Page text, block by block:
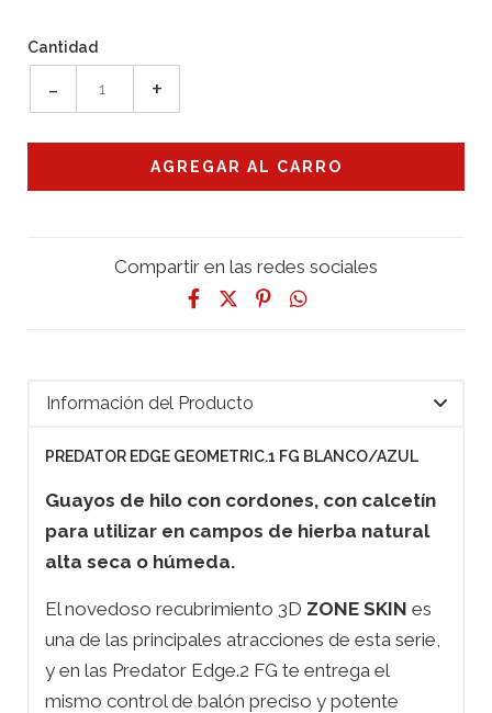
Cantidad
- +
Compartir en las redes sociales
Información del Producto
PREDATOR EDGE GEOMETRIC.1 FG BLANCO/AZUL
Guayos de hilo con cordones, con calcetín
para utilizar en campos de hierba natural
alta seca o húmeda.
El novedoso recubrimiento 3D ZONE SKIN es
una de las principales atracciones de esta serie,
y en las Predator Edge.2 FG te entrega el
mismo control de balón preciso y potente